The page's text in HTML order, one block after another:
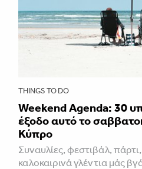
THINGS TO DO
Weekend Agenda: 30
έξοδο αυτό το
Κύπρο
Συναυλίες, φεστιβάλ,
καλοκαιρινά γλέντια μάς